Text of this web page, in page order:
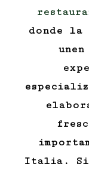
donde
Italia. Si